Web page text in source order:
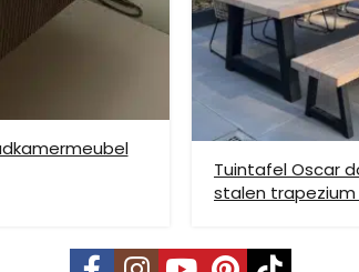
mogelijk. Kleine pakketten kunnen via
Tuintafel Oscar
stalen